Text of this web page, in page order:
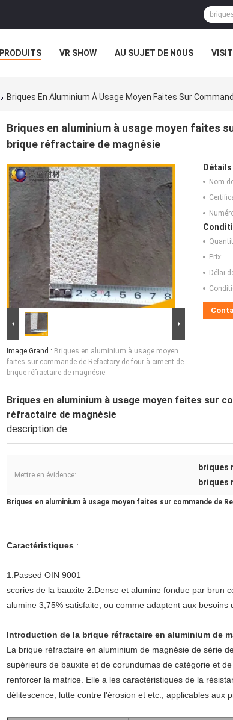
PRODUITS VR SHOW AU SUJET DE NOUS
Briques En Aluminium À Usage Moyen Faites Sur
Briques en aluminium à usage moyen faites
brique réfractaire de magnésie
Image Grand : Briques en aluminium à usage moyen
faites sur commande de Refactory de four à ciment de
brique réfractaire de magnésie
Nom
Prix:
Délai
Briques en aluminium à usage moyen faites sur
réfractaire de magnésie
description de
Mettre en évidence:
briques
briques
Briques en aluminium à usage moyen faites sur commande de
Caractéristiques :
1.Passed OIN 9001
scories de la bauxite 2.Dense et alumine fondue par brun
alumine 3,75% satisfaite, ou comme adaptent aux besoins
Introduction de la brique réfractaire en aluminium de
La brique réfractaire en aluminium de magnésie de série
supérieurs de bauxite et de corundumas de catégorie et
renforcer la matrice. Elle a les caractéristiques de la
délitescence, lutte contre l'érosion et etc., applicables aux